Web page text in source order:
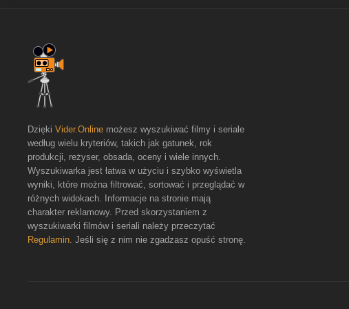
Dzięki Vider.Online możesz wyszukiwać filmy i seriale
według wielu kryteriów, takich jak gatunek, rok
produkcji, reżyser, obsada, oceny i wiele innych.
Wyszukiwarka jest łatwa w użyciu i szybko wyświetla
wyniki, które można filtrować, sortować i przeglądać w
różnych widokach. Informacje na stronie mają
charakter reklamowy. Przed skorzystaniem z
wyszukiwarki filmów i seriali należy przeczytać
Regulamin. Jeśli się z nim nie zgadzasz opuść stronę.